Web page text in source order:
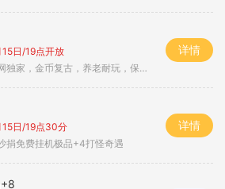
15日/19点开放
独家，金币复古，养老耐玩，保底回収
详情
15日/19点30分
捐免费挂机极品+4打怪奇遇
详情